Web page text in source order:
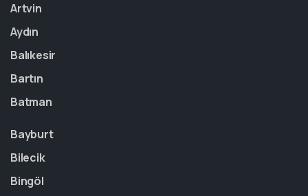
Artvin
Aydın
Balıkesir
Bartın
Batman
Bayburt
Bilecik
Bingöl